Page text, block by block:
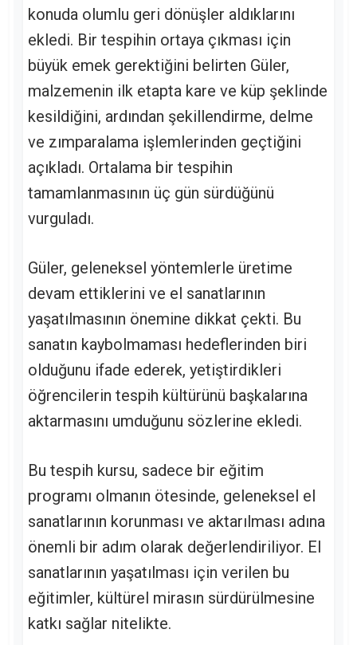
konuda olumlu geri dönüşler aldıklarını
ekledi. Bir tespihin ortaya çıkması için
büyük emek gerektiğini belirten Güler,
malzemenin ilk etapta kare ve küp şeklinde
kesildiğini, ardından şekillendirme, delme
ve zımparalama işlemlerinden geçtiğini
açıkladı. Ortalama bir tespihin
tamamlanmasının üç gün sürdüğünü
vurguladı.
Güler, geleneksel yöntemlerle üretime
devam ettiklerini ve el sanatlarının
yaşatılmasının önemine dikkat çekti. Bu
sanatın kaybolmaması hedeflerinden biri
olduğunu ifade ederek, yetiştirdikleri
öğrencilerin tespih kültürünü başkalarına
aktarmasını umduğunu sözlerine ekledi.
Bu tespih kursu, sadece bir eğitim
programı olmanın ötesinde, geleneksel el
sanatlarının korunması ve aktarılması adına
önemli bir adım olarak değerlendiriliyor. El
sanatlarının yaşatılması için verilen bu
eğitimler, kültürel mirasın sürdürülmesine
katkı sağlar nitelikte.